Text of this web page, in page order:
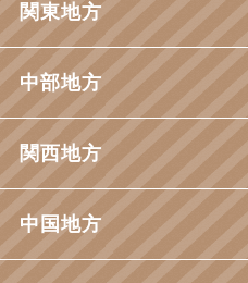
関東地方
中部地方
関西地方
中国地方